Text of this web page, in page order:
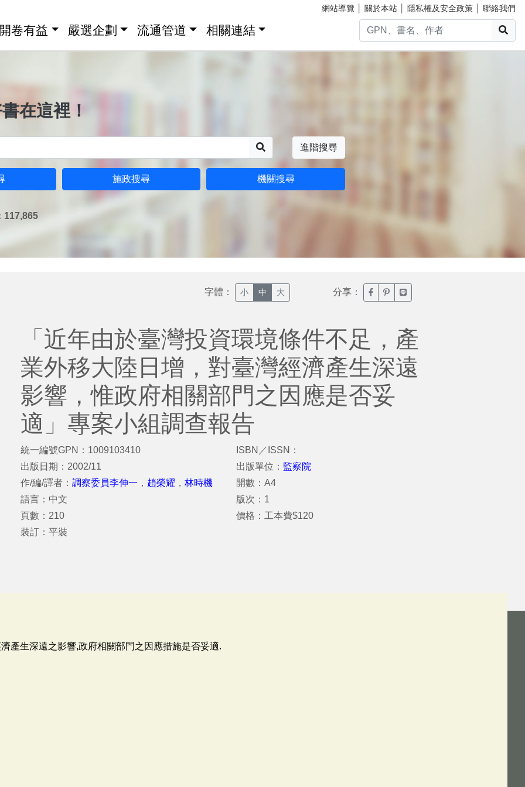
網站導覽 關於本站 隱私權及安全政策 聯絡我們
卷有益 嚴選企劃 流通管道 相關連結
在這裡！
進階搜尋
施政搜尋 機關搜尋
117,865
字體： 小 中 大 分享： 臉書分享(另開新視窗)
噗浪分享(另開新視窗)
Line分享(另開新視窗)
「近年由於臺灣投資環境條件不足，產
業外移大陸日增，對臺灣經濟產生深遠
影響，惟政府相關部門之因應是否妥
適」專案小組調查報告
統一編號GPN：1009103410
出版日期：2002/11
作/編/譯者： 調察委員李伸一 ， 趙榮耀 ， 林時機
語言：中文
頁數：210
裝訂：平裝
ISBN／ISSN：
出版單位： 監察院
開數：A4
版次：1
價格：工本費$120
產生深遠之影響,政府相關部門之因應措施是否妥適.